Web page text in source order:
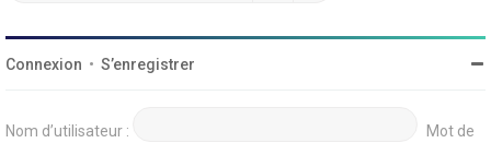
Connexion • S’enregistrer
Nom d’utilisateur : Mot de